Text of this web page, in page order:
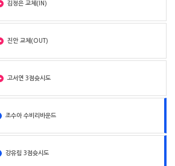
김정은 교체(IN)
진안 교체(OUT)
고서연 3점슛시도
조수아 수비리바운드
강유림 3점슛시도